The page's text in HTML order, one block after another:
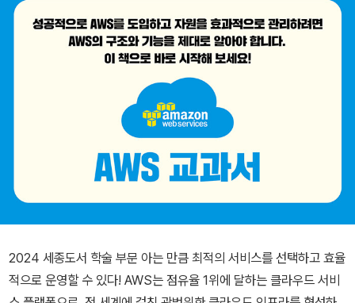
2024 세종도서 학술 부문 아는 만큼 최적의 서비스를 선택하고 효율
적으로 운영할 수 있다! AWS는 점유율 1위에 달하는 클라우드 서비